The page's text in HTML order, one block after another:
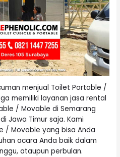
menjual Toilet Portable /
memiliki layanan jasa rental
/ Movable di Semarang
Jawa Timur saja. Kami
/ Movable yang bisa Anda
acara Anda baik dalam
ataupun perbulan.